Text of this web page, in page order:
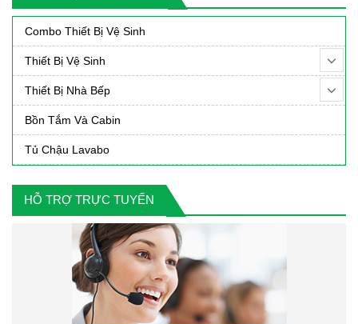
Combo Thiết Bị Vệ Sinh
Thiết Bị Vệ Sinh
Thiết Bị Nhà Bếp
Bồn Tắm Và Cabin
Tủ Chậu Lavabo
HỖ TRỢ TRỰC TUYẾN
2,790,000₫.